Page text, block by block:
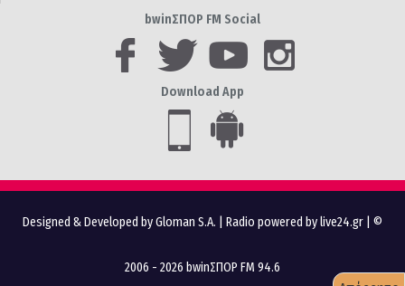
bwinΣΠΟΡ FM Social
Download App
Designed & Developed by Gloman S.A. Radio powered by live24.gr | ©
2006 - 2026 bwinΣΠΟΡ FM 94.6